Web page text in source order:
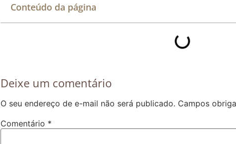
Conteúdo da página
Deixe um comentário
O seu endereço de e-mail não será publicado. Campos
Comentário *